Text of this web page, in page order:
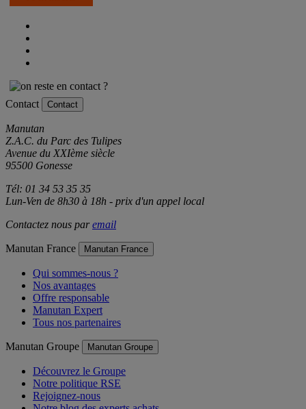
Je m'inscris
Manutan
Z.A.C. du Parc des Tulipes
Avenue du XXIème siècle
Tél: 01 34 53 35 35
Qui sommes-nous ?
Nos avantages
Offre responsable
Manutan Expert
Découvrez le Groupe
Notre politique RSE
Rejoignez-nous